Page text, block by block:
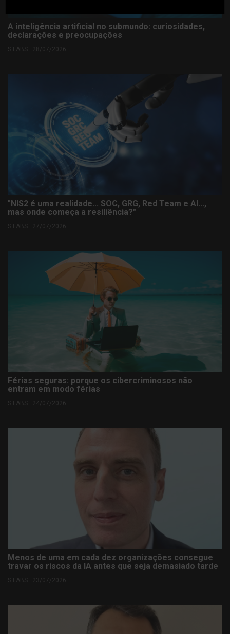
A inteligência artificial no submundo: curiosidades,
declarações e preocupações
S.LABS . 28/07/2026
"NIS2 é uma realidade... SOC, GRG, Red Team e AI...,
mas onde começa a resiliência?"
S.LABS . 27/07/2026
Férias seguras: porque os cibercriminosos não
entram em modo férias
S.LABS . 24/07/2026
Menos de uma em cada dez organizações consegue
travar os riscos da IA antes que seja demasiado tarde
S.LABS . 23/07/2026